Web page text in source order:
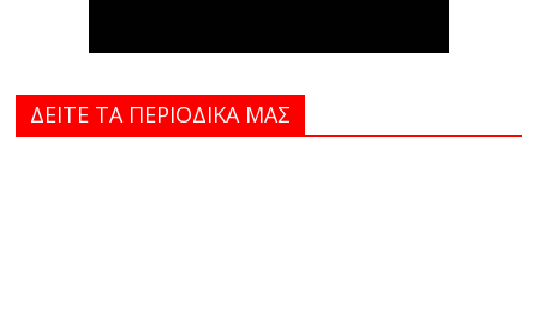
ΔΕΙΤΕ ΤΑ ΠΕΡΙΟΔΙΚΑ MAΣ